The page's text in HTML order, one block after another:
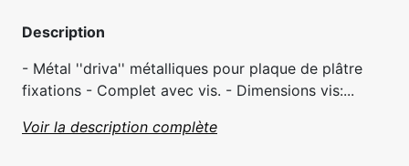
Description
- Métal ''driva'' métalliques pour plaque de plâtre
fixations - Complet avec vis. - Dimensions vis:...
Voir la description complète